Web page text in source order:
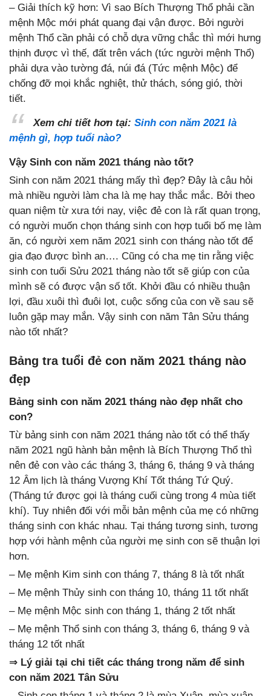
– Giải thích kỹ hơn: Vì sao Bích Thượng Thổ phải cần
mệnh Mộc mới phát quang đại vận được. Bởi người
mệnh Thổ cần phải có chỗ dựa vững chắc thì mới hưng
thịnh được vì thế, đất trên vách (tức người mệnh Thổ)
phải dựa vào tường đá, núi đá (Tức mệnh Mộc) để
chống đỡ mọi khắc nghiệt, thử thách, sóng gió, thời
tiết.
Xem chi tiết hơn tại: Sinh con năm 2021 là
mệnh gì, hợp tuổi nào?
Vậy Sinh con năm 2021 tháng nào tốt?
Sinh con năm 2021 tháng mấy thì đẹp? Đây là câu hỏi
mà nhiều người làm cha là mẹ hay thắc mắc. Bởi theo
quan niệm từ xưa tới nay, việc đẻ con là rất quan trọng,
có người muốn chọn tháng sinh con hợp tuổi bố mẹ làm
ăn, có người xem năm 2021 sinh con tháng nào tốt để
gia đạo được bình an…. Cũng có cha mẹ tin rằng việc
sinh con tuổi Sửu 2021 tháng nào tốt sẽ giúp con của
mình sẽ có được vận số tốt. Khởi đầu có nhiều thuận
lợi, đầu xuôi thì đuôi lọt, cuộc sống của con về sau sẽ
luôn gặp may mắn. Vậy sinh con năm Tân Sửu tháng
nào tốt nhất?
Bảng tra tuổi đẻ con năm 2021 tháng nào
đẹp
Bảng sinh con năm 2021 tháng nào đẹp nhất cho
con?
Từ bảng sinh con năm 2021 tháng nào tốt có thể thấy
năm 2021 ngũ hành bản mệnh là Bích Thượng Thổ thì
nên đẻ con vào các tháng 3, tháng 6, tháng 9 và tháng
12 Âm lịch là tháng Vượng Khí Tốt tháng Tứ Quý.
(Tháng tứ được gọi là tháng cuối cùng trong 4 mùa tiết
khí). Tuy nhiên đối với mỗi bản mệnh của mẹ có những
tháng sinh con khác nhau. Tại tháng tương sinh, tương
hợp với hành mệnh của người mẹ sinh con sẽ thuận lợi
hơn.
– Mẹ mệnh Kim sinh con tháng 7, tháng 8 là tốt nhất
– Mẹ mệnh Thủy sinh con tháng 10, tháng 11 tốt nhất
– Mẹ mệnh Mộc sinh con tháng 1, tháng 2 tốt nhất
– Mẹ mệnh Thổ sinh con tháng 3, tháng 6, tháng 9 và
tháng 12 tốt nhất
⇒ Lý giải tại chi tiết các tháng trong năm để sinh
con năm 2021 Tân Sửu